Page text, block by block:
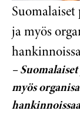
ja myös
–
myös